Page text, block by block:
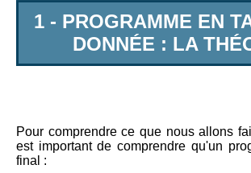
1 - PROGRAMME EN
DONNÉE : LA
Pour comprendre ce que nous allons
est important de comprendre qu'un
final :